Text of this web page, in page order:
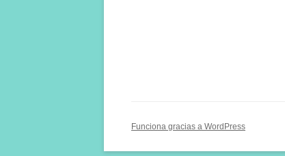
Funciona gracias a WordPress